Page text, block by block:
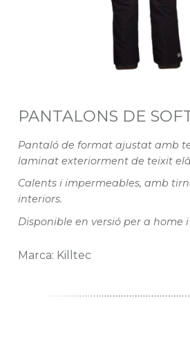
PANTALONS DE
Marca: Killtec
Pantaló de format ajustat amb
laminat exteriorment de teixit
Calents i impermeables, amb
interiors.
Disponible en versió per a home